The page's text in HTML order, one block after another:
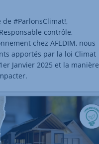
de #ParlonsClimat!,
contrôle,
chez AFEDIM, nous
apportés par la loi Climat
Janvier 2025 et la manière